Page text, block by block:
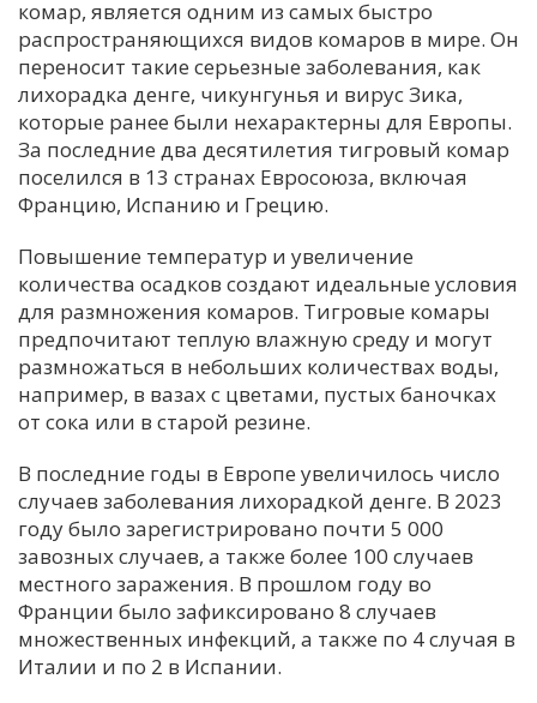
комар, является одним из самых быстро
распространяющихся видов комаров в мире. Он
переносит такие серьезные заболевания, как
лихорадка денге, чикунгунья и вирус Зика,
которые ранее были нехарактерны для Европы.
За последние два десятилетия тигровый комар
поселился в 13 странах Евросоюза, включая
Францию, Испанию и Грецию.
Повышение температур и увеличение
количества осадков создают идеальные условия
для размножения комаров. Тигровые комары
предпочитают теплую влажную среду и могут
размножаться в небольших количествах воды,
например, в вазах с цветами, пустых баночках
от сока или в старой резине.
В последние годы в Европе увеличилось число
случаев заболевания лихорадкой денге. В 2023
году было зарегистрировано почти 5 000
завозных случаев, а также более 100 случаев
местного заражения. В прошлом году во
Франции было зафиксировано 8 случаев
множественных инфекций, а также по 4 случая в
Италии и по 2 в Испании.